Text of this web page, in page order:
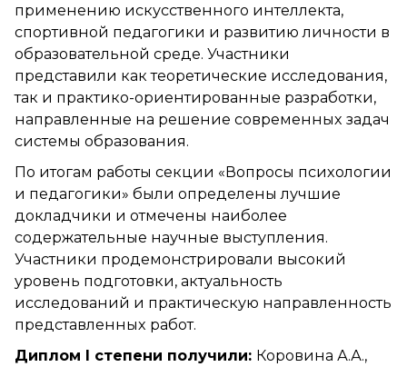
применению искусственного интеллекта,
спортивной педагогики и развитию личности в
образовательной среде. Участники
представили как теоретические исследования,
так и практико-ориентированные разработки,
направленные на решение современных задач
системы образования.
По итогам работы секции «Вопросы психологии
и педагогики» были определены лучшие
докладчики и отмечены наиболее
содержательные научные выступления.
Участники продемонстрировали высокий
уровень подготовки, актуальность
исследований и практическую направленность
представленных работ.
Диплом I степени получили: Коровина А.А.,